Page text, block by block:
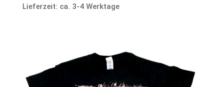
Lieferzeit: ca. 3-4 Werktage